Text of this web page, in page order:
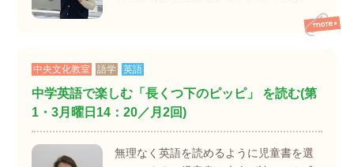
中央文化教室 語学 英語
中学英語で楽しむ「長くつ下のピッピ」 を読む(第
1・3月曜日14：20／月2回)
無理なく英語を読めるように児童書を選